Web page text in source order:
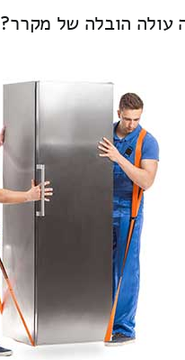
עולה הובלה של מקרר?